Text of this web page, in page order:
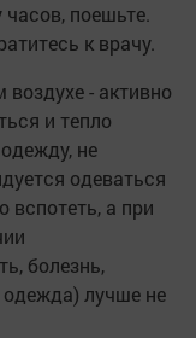
поешьте.
к врачу.
- активно
и тепло
не
одеваться
вспотеть, а при
болезнь,
лучше не